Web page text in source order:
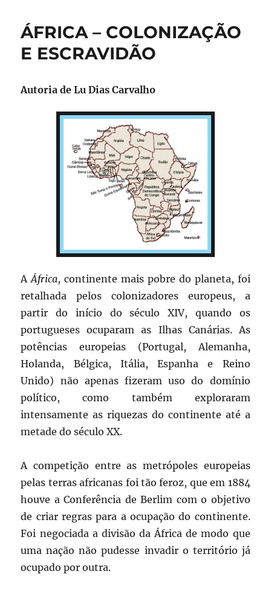
b
o
o
k
d
o
n
ÁFRICA – COLONIZAÇÃO
E ESCRAVIDÃO
Autoria de Lu Dias Carvalho
A África, continente mais pobre do planeta, foi
retalhada pelos colonizadores europeus, a
partir do início do século XIV, quando os
portugueses ocuparam as Ilhas Canárias. As
potências europeias (Portugal, Alemanha,
Holanda, Bélgica, Itália, Espanha e Reino
Unido) não apenas fizeram uso do domínio
político, como também exploraram
intensamente as riquezas do continente até a
metade do século XX.
A competição entre as metrópoles europeias
pelas terras africanas foi tão feroz, que em 1884
houve a Conferência de Berlim com o objetivo
de criar regras para a ocupação do continente.
Foi negociada a divisão da África de modo que
uma nação não pudesse invadir o território já
ocupado por outra.